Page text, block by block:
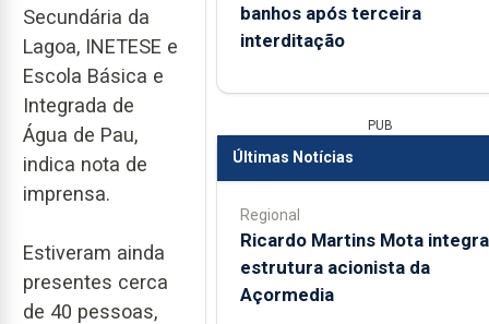
Secundária da
Lagoa, INETESE e
Escola Básica e
Integrada de
Água de Pau,
indica nota de
imprensa.
Estiveram ainda
presentes cerca
de 40 pessoas,
banhos após terceira
interditação
PUB
Últimas Notícias
Regional
Ricardo Martins Mota
estrutura acionista da
Açormedia